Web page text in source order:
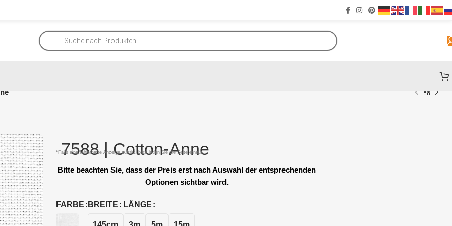
7588 | Cotton-Anne
*Falls eine fehlerhafte Anzeige auftritt, bitte laden Sie die Seite erneut.
Bitte beachten Sie, dass der Preis erst nach Auswahl der entsprechenden
Optionen sichtbar wird.
FARBE BREITE LÄNGE